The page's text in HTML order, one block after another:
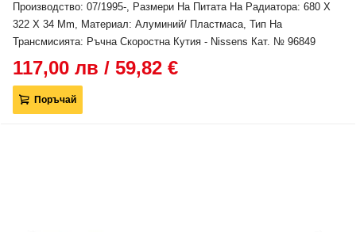
Производство: 07/1995-, Размери На Питата На Радиатора: 680 X
322 X 34 Mm, Материал: Алуминий/ Пластмаса, Тип На
Трансмисията: Ръчна Скоростна Кутия - Nissens Кат. № 96849
117,00 лв / 59,82 €
Поръчай